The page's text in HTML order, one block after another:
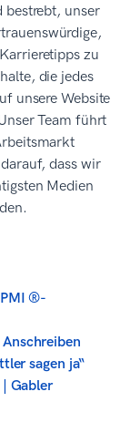
unser
zu
die jedes
unsere Website
Team führt
dass wir
Medien
®-
sagen ja“
Gabler